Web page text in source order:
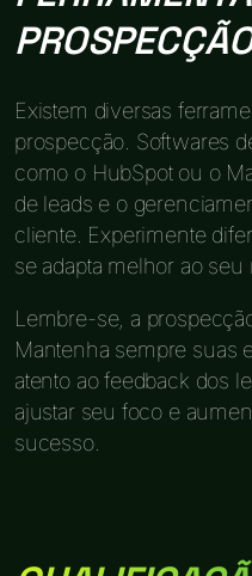
Existem diversas
prospecção. Softwares
como o HubSpot ou o
de leads e o
cliente. Experimente
se adapta melhor ao seu
Lembre-se, a
Mantenha sempre suas
atento ao feedback dos
ajustar seu foco e
sucesso.